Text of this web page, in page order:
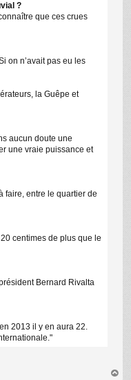
?
que ces crues
on n’avait pas eu les
la Guêpe et
aucun doute une
une vraie puissance et
faire, entre le quartier de
centimes de plus que le
Bernard Rivalta
2013 il y en aura 22.